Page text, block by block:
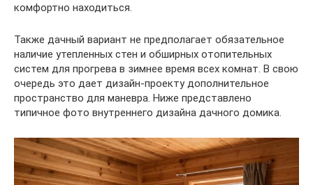
комфортно находиться.
Также дачный вариант не предполагает обязательное
наличие утепленных стен и обширных отопительных
систем для прогрева в зимнее время всех комнат. В свою
очередь это дает дизайн-проекту дополнительное
пространство для маневра. Ниже представлено
типичное фото внутреннего дизайна дачного домика.